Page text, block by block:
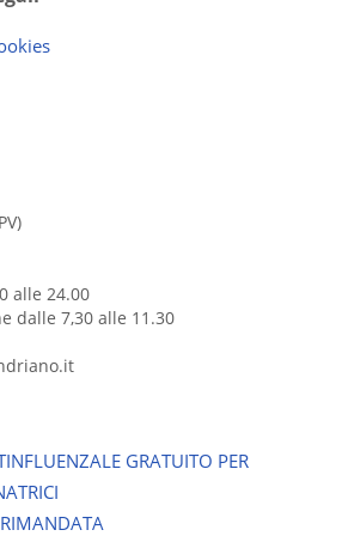
alle 24.00
dalle 7,30 alle 11.30
GRATUITO PER